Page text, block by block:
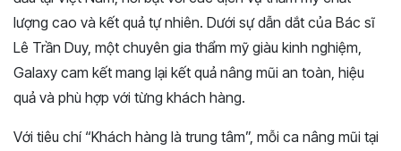
lượng cao và kết quả tự nhiên. Dưới sự dẫn dắt của Bác sĩ
Lê Trần Duy, một chuyên gia thẩm mỹ giàu kinh nghiệm,
Galaxy cam kết mang lại kết quả nâng mũi an toàn, hiệu
quả và phù hợp với từng khách hàng.
Với tiêu chí “Khách hàng là trung tâm”, mỗi ca nâng mũi tại